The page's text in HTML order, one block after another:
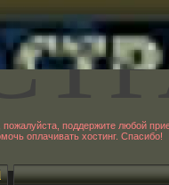
пожалуйста, поддержите любой
оплачивать хостинг. Спасибо!